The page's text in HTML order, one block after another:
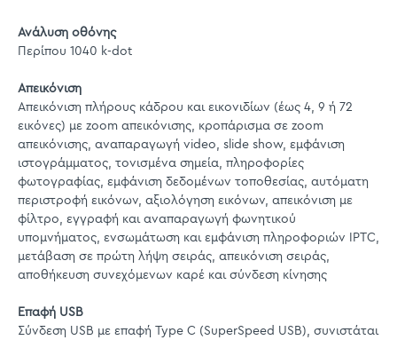
Ανάλυση οθόνης
Περίπου 1040 k-dot
Απεικόνιση
Απεικόνιση πλήρους κάδρου και εικονιδίων (έως 4, 9 ή 72
εικόνες) με zoom απεικόνισης, κροπάρισμα σε zoom
απεικόνισης, αναπαραγωγή video, slide show, εμφάνιση
ιστογράμματος, τονισμένα σημεία, πληροφορίες
φωτογραφίας, εμφάνιση δεδομένων τοποθεσίας, αυτόματη
περιστροφή εικόνων, αξιολόγηση εικόνων, απεικόνιση με
φίλτρο, εγγραφή και αναπαραγωγή φωνητικού
υπομνήματος, ενσωμάτωση και εμφάνιση πληροφοριών IPTC,
μετάβαση σε πρώτη λήψη σειράς, απεικόνιση σειράς,
αποθήκευση συνεχόμενων καρέ και σύνδεση κίνησης
Επαφή USB
Σύνδεση USB με επαφή Type C (SuperSpeed USB), συνιστάται